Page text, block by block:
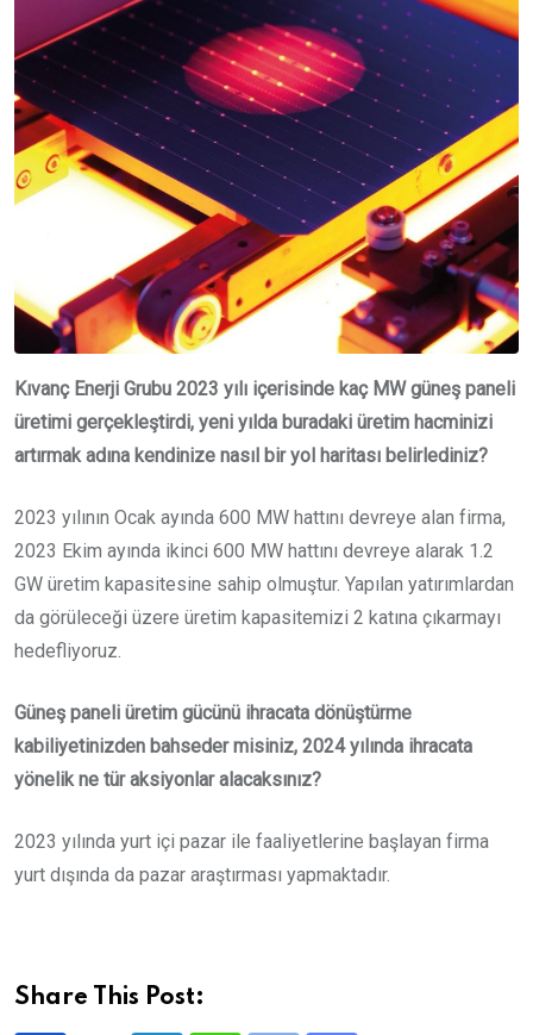
Kıvanç Enerji Grubu 2023 yılı içerisinde kaç MW güneş paneli
üretimi gerçekleştirdi, yeni yılda buradaki üretim hacminizi
artırmak adına kendinize nasıl bir yol haritası belirlediniz?
2023 yılının Ocak ayında 600 MW hattını devreye alan firma,
2023 Ekim ayında ikinci 600 MW hattını devreye alarak 1.2
GW üretim kapasitesine sahip olmuştur. Yapılan yatırımlardan
da görüleceği üzere üretim kapasitemizi 2 katına çıkarmayı
hedefliyoruz.
Güneş paneli üretim gücünü ihracata dönüştürme
kabiliyetinizden bahseder misiniz, 2024 yılında ihracata
yönelik ne tür aksiyonlar alacaksınız?
2023 yılında yurt içi pazar ile faaliyetlerine başlayan firma
yurt dışında da pazar araştırması yapmaktadır.
Share This Post: